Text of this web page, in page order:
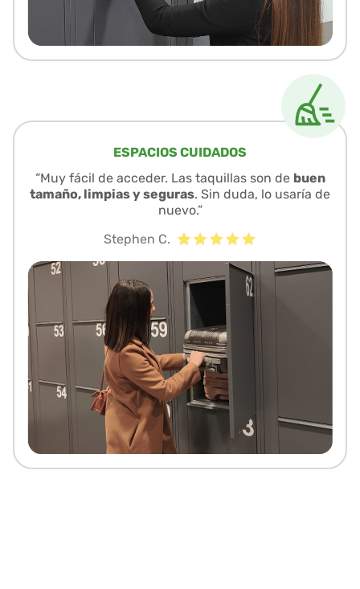
ESPACIOS CUIDADOS
“Muy fácil de acceder. Las taquillas son de buen
tamaño, limpias y seguras. Sin duda, lo usaría de
nuevo.”
Stephen C.